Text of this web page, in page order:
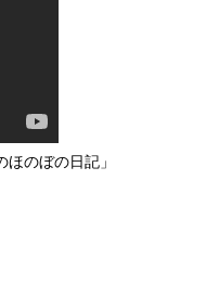
ほのぼの日記」